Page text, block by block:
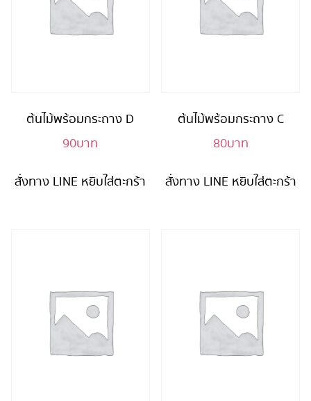
ต้นไม้พร้อมกระถาง D
90บาท
สั่งทาง LINE หยิบใส่ตะกร้า
ต้นไม้พร้อมกระถาง C
80บาท
สั่งทาง LINE หยิบใส่ตะกร้า